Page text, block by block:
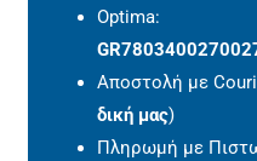
Optima:
Αποστολή με
δική μας)
Πληρωμή με